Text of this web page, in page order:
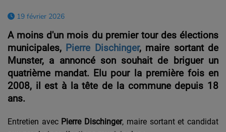
19 février 2026
A moins d'un mois du premier tour des élections
municipales, Pierre Dischinger, maire sortant de
Munster, a annoncé son souhait de briguer un
quatrième mandat. Elu pour la première fois en
2008, il est à la tête de la commune depuis 18
ans.
Entretien avec Pierre Dischinger, maire sortant et candidat